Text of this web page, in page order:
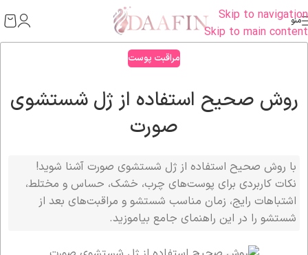
Skip to navigation
Skip to main content
منو
مراقبت پوست
روش صحیح استفاده از ژل شستشوی
صورت
با روش صحیح استفاده از ژل شستشوی صورت آشنا شوید!
نکات کاربردی برای پوست‌های چرب، خشک، حساس و مختلط،
اشتباهات رایج، زمان مناسب شستشو و مراقبت‌های بعد از
شستشو را در این راهنمای جامع بیاموزید.